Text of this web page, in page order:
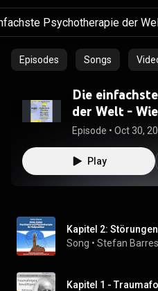
Episodes Songs
Die
der Welt -
von Stress
behandeln und
Episode • Oct 30,
Play
Song • Stefan Barres
Kapitel 1 -